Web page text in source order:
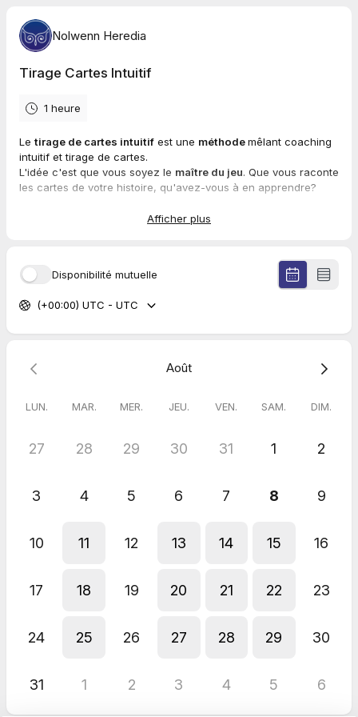
Nolwenn Heredia
Tirage Cartes Intuitif
1 heure
Le tirage de cartes intuitif est une méthodemêlant coaching
intuitif et tirage de cartes.
L'idée c'est que vous soyez le maître du jeu. Que vous raconte
les cartes de votre histoire, qu'avez-vous à en apprendre?
visio.
Afficher plus
Disponibilité mutuelle
(+00:00) UTC - UTC
Août
LUN. MAR. MER. JEU. VEN. SAM. DIM.
27 28 29 30 31 1 2
3 4 5 6 7 8 9
10 11 12 13 14 15 16
17 18 19 20 21 22 23
24 25 26 27 28 29 30
31 1 2 3 4 5 6